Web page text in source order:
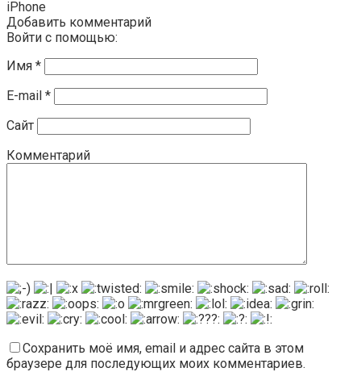
iPhone
Добавить комментарий
Войти с помощью:
Имя *
E-mail *
Сайт
Комментарий
Сохранить моё имя, email и адрес сайта в этом
браузере для последующих моих комментариев.